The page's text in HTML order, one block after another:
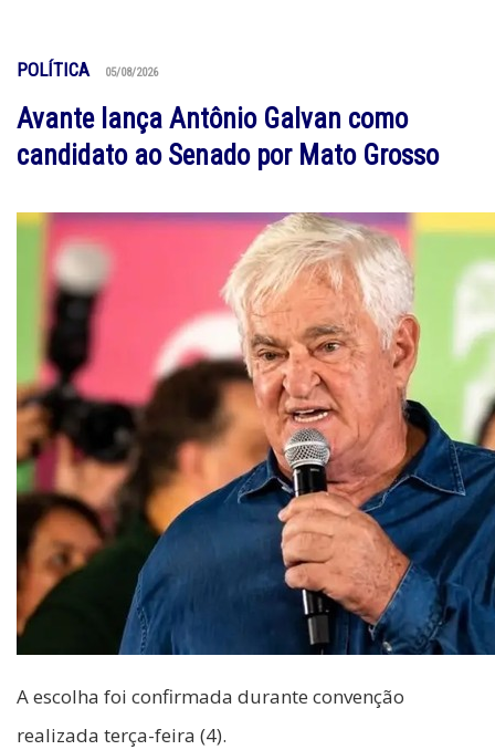
POLÍTICA 05/08/2026
Avante lança Antônio Galvan como
candidato ao Senado por Mato Grosso
A escolha foi confirmada durante convenção
realizada terça-feira (4).